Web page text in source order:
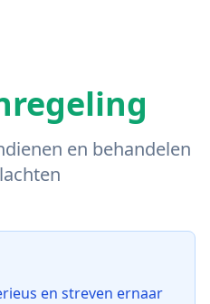
en behandelen
en streven ernaar